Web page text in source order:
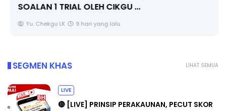
SOALAN 1 TRIAL OLEH CIKGU ...
Yu. Chekgu LK 9 hari yang lalu
LIHAT SEMUA
SEGMEN KHAS
LIVE
🔴 [LIVE] PRINSIP PERAKAUNAN, PECUT SKOR